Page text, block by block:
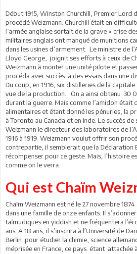
Début 1915, Winston Churchill, Premier Lord
procédé Weizmann. Churchill était en
l’armée anglaise sortait de la grave « crise
militaires anglais ont manqué de munitions
dans les usines d’armement. Le ministre de
Lloyd George, joignit ses efforts à ceux de
Weizmann à monter une unité pilote et
procéda avec succès à des essais dans une
Du coup, en 1916, six distilleries de la
vue de la production. On a ainsi obtenu 30
durant la guerre. Mais comme l’amidon était
alimentaires et étant donné les pénuries, la
à Toronto au Canada et en Inde. Le succès
Weizmann le directeur des laboratoires de
1916 à 1919. Weizmann voulut offrir son
contrepartie, il semblerait que la Déclaration
récompenser pour ce geste. Mais, l’histoire
comme on le verra.
Qui est Chaïm
Chaïm Weizmann est né le 27 novembre
dans une famille de onze enfants. Il
talmudiques en yiddish et ne fréquentera
ans. A 18 ans, il s’inscrira à l’Université de
Berlin pour étudier la chimie, science
méprisée en France, ce pays étant attachée